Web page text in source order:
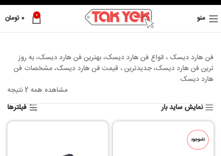
منو 0
0 تومان
فن هارد دیسک ، انواع فن هارد دیسک، بهترین فن هارد دیسک، به روز
ترین فن هارد دیسک، جدیدترین ، قیمت فن هارد دیسک، مشخصات فن
هارد دیسک
مشاهده همه 2 نتیجه
نمایش ساید بار
فیلترها
ناموجود